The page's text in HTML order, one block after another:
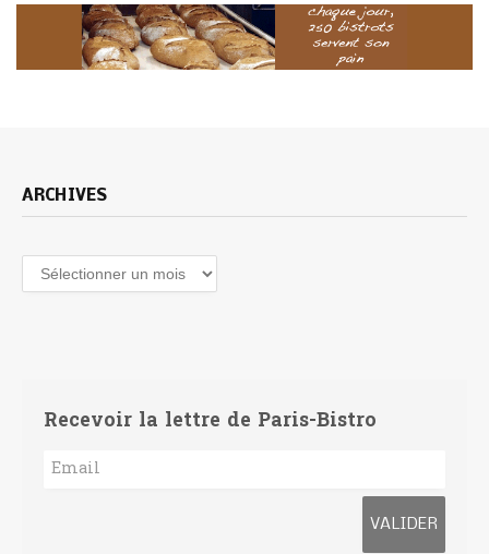
ARCHIVES
Archives
Recevoir la lettre de Paris-Bistro